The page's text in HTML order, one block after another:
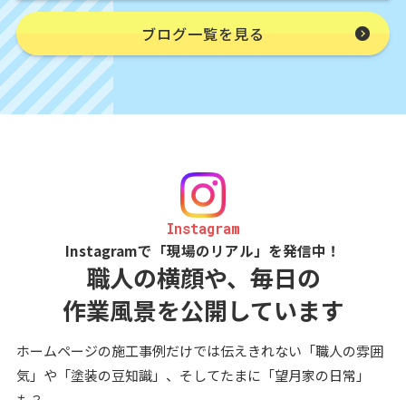
ブログ一覧を見る
Instagram
Instagramで「現場のリアル」を発信中！
職人の横顔や、毎日の
作業風景を公開しています
ホームページの施工事例だけでは伝えきれない「職人の雰囲
気」や「塗装の豆知識」、そしてたまに「望月家の日常」